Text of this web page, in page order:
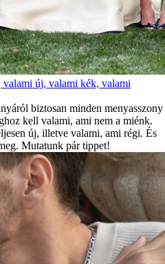
új, valami kék, valami
biztosan minden menyasszony
kell valami, ami nem a miénk.
új, illetve valami, ami régi. És
Mutatunk pár tippet!